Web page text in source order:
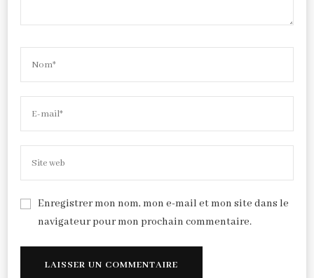
Enregistrer mon nom, mon e-mail et mon site dans le
navigateur pour mon prochain commentaire.